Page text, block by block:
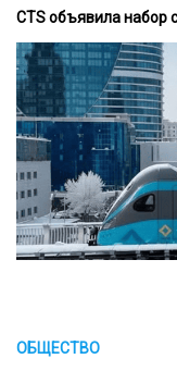
CTS объявила набор
ОБЩЕСТВО